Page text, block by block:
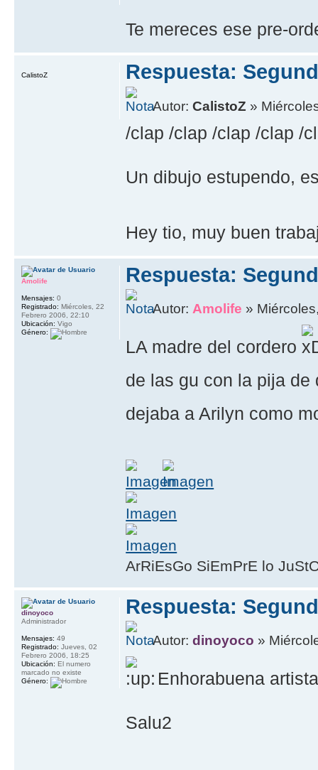
Te mereces ese pre-
Respuesta:
Autor:CalistoZ »
/clap /clap /clap /clap /
Un dibujo estupendo,
Hey tio, muy buen
CalistoZ
Respuesta:
Autor:Amolife »
LA madre del cordero
de las gu con la pija
dejaba a Arilyn como
ArRiEsGo SiEmPrE lo
Amolife
Mensajes: 0
Registrado: Miércoles, 22
Febrero 2006, 22:10
Ubicación: Vigo
Género:
Respuesta:
Autor:dinoyoco »
Enhorabuena
Salu2
dinoyoco
Administrador
Mensajes: 49
Registrado: Jueves, 02
Febrero 2006, 18:25
Ubicación: El numero
marcado no existe
Género: